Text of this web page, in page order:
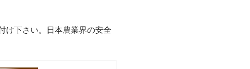
け下さい。日本農業界の安全